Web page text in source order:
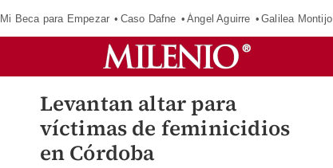
Mi Beca para Empezar Caso Dafne Ángel Aguirre Galilea Montijo
Levantan altar para
víctimas de feminicidios
en Córdoba